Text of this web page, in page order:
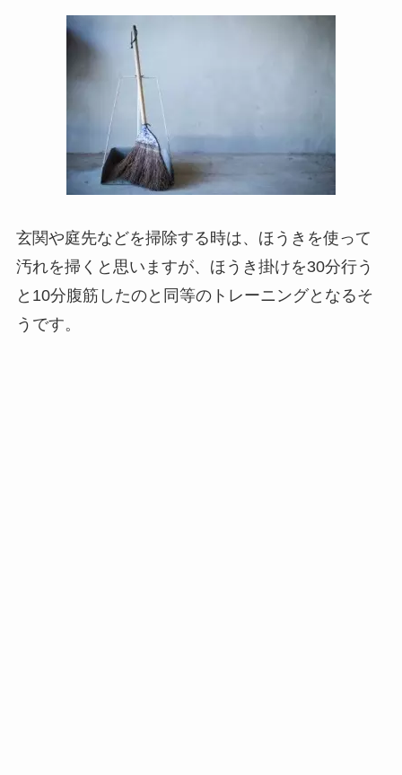
玄関や庭先などを掃除する時は、ほうきを使って
汚れを掃くと思いますが、ほうき掛けを30分行う
と10分腹筋したのと同等のトレーニングとなるそ
うです。